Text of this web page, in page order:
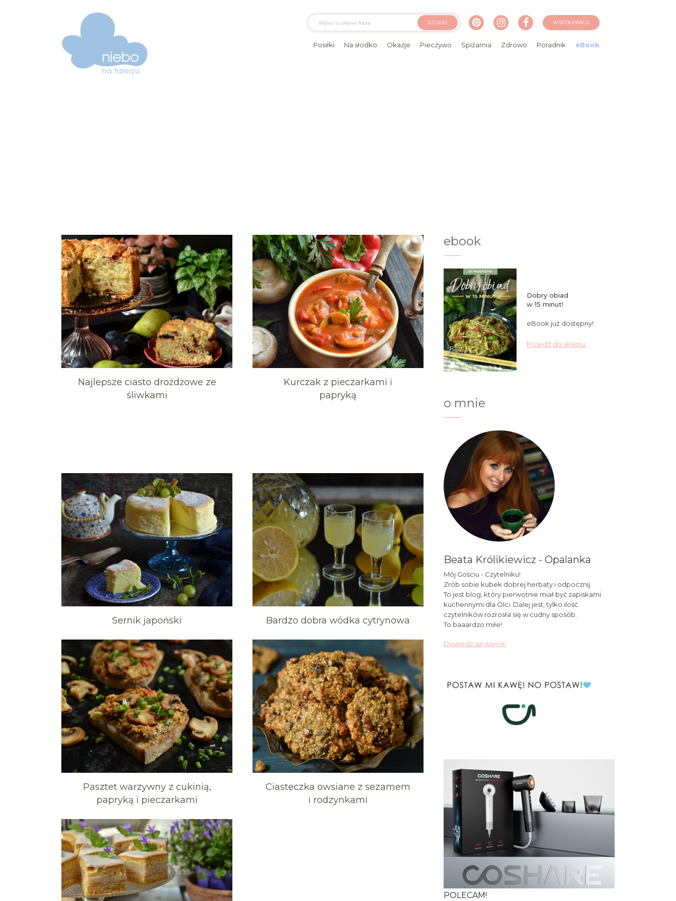
SZUKAJ WSPÓŁPRACA
Posiłki Na słodko Okazje Pieczywo Spiżarnia Zdrowo Poradnik eBook
Najlepsze ciasto drożdżowe ze
śliwkami
Kurczak z pieczarkami i
papryką
Sernik japoński Bardzo dobra wódka cytrynowa
Pasztet warzywny z cukinią,
papryką i pieczarkami
Ciasteczka owsiane z sezamem
i rodzynkami
ebook
Dobry obiad
w 15 minut!
eBook już dostępny!
Przejdź do sklepu.
o mnie
Beata Królikiewicz - Opalanka
Mój Gościu - Czytelniku!
Zrób sobie kubek dobrej herbaty i odpocznij.
To jest blog, który pierwotnie miał być zapiskami
kuchennymi dla Olci. Dalej jest, tylko ilość
czytelników rozrosła się w cudny sposób.
To baaardzo miłe!
Dowiedz się więcej
POLECAM!